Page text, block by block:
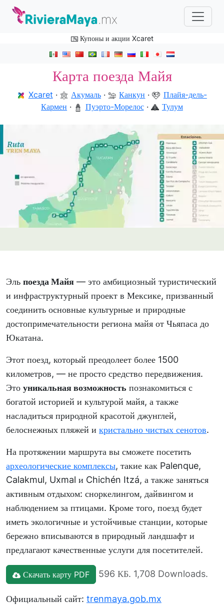
Купоны и акции Xcaret
Карта поезда Майя
Xcaret · Акумаль · Канкун ·
Плайя-дель-
Кармен · Пуэрто-Морелос· Тулум
Эль поезда Майя — это амбициозный туристический
и инфраструктурный проект в Мексике, призванный
соединить основные культурные и природные
достопримечательности региона майя от Чьяпаса до
Юкатана.
Этот поезд, который преодолеет более 1500
километров, — не просто средство передвижения.
Это уникальная возможность познакомиться с
богатой историей и культурой майя, а также
насладиться природной красотой джунглей,
белоснежных пляжей и кристально чистых сенотов.
На протяжении маршрута вы сможете посетить
археологические комплексы, такие как Palenque,
Calakmul, Uxmal и Chichén Itzá, а также заняться
активным отдыхом: сноркелингом, дайвингом и
наблюдением за птицами. Кроме того, поезд будет
иметь экологичные и устойчивые станции, которые
бережно вписываются в природный ландшафт и
предлагают качественные услуги для посетителей.
Скачать карту PDF 596 КБ. 1,708 Downloads.
Официальный сайт: trenmaya.gob.mx